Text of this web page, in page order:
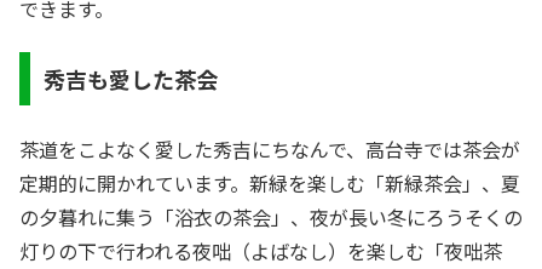
できます。
秀吉も愛した茶会
茶道をこよなく愛した秀吉にちなんで、高台寺では茶会が
定期的に開かれています。新緑を楽しむ「新緑茶会」、夏
の夕暮れに集う「浴衣の茶会」、夜が長い冬にろうそくの
灯りの下で行われる夜咄（よばなし）を楽しむ「夜咄茶